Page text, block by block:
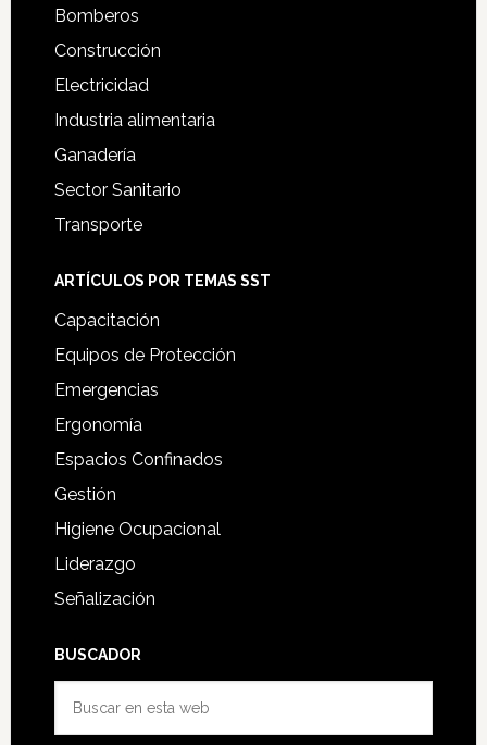
Bomberos
Construcción
Electricidad
Industria alimentaria
Ganadería
Sector Sanitario
Transporte
ARTÍCULOS POR TEMAS SST
Capacitación
Equipos de Protección
Emergencias
Ergonomía
Espacios Confinados
Gestión
Higiene Ocupacional
Liderazgo
Señalización
BUSCADOR